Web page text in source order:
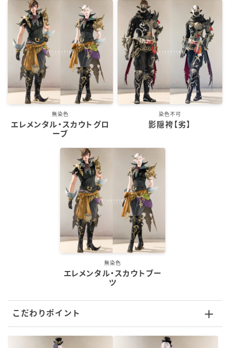
イシュガルド風デザイン
アジムステップ風デザイン
マント
ローライズ
スカート
ロングスカート
インナーパンツ付きスカート
ショートパンツ
四分丈
無染色
エレメンタル・スカウトグロ
ーブ
染色不可
影隠袴【劣】
無染色
エレメンタル・スカウトブー
ツ
こだわりポイント